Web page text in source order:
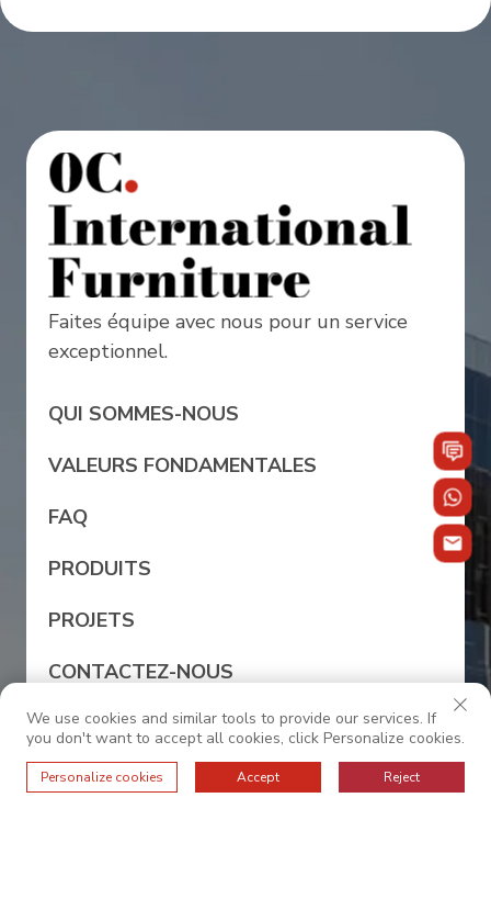
Faites équipe avec nous pour un service
exceptionnel.
QUI SOMMES-NOUS
VALEURS FONDAMENTALES
FAQ
PRODUITS
PROJETS
CONTACTEZ-NOUS
NOUVELLES
We use cookies and similar tools to provide our services. If
you don't want to accept all cookies, click Personalize cookies.
Personalize cookies Accept Reject